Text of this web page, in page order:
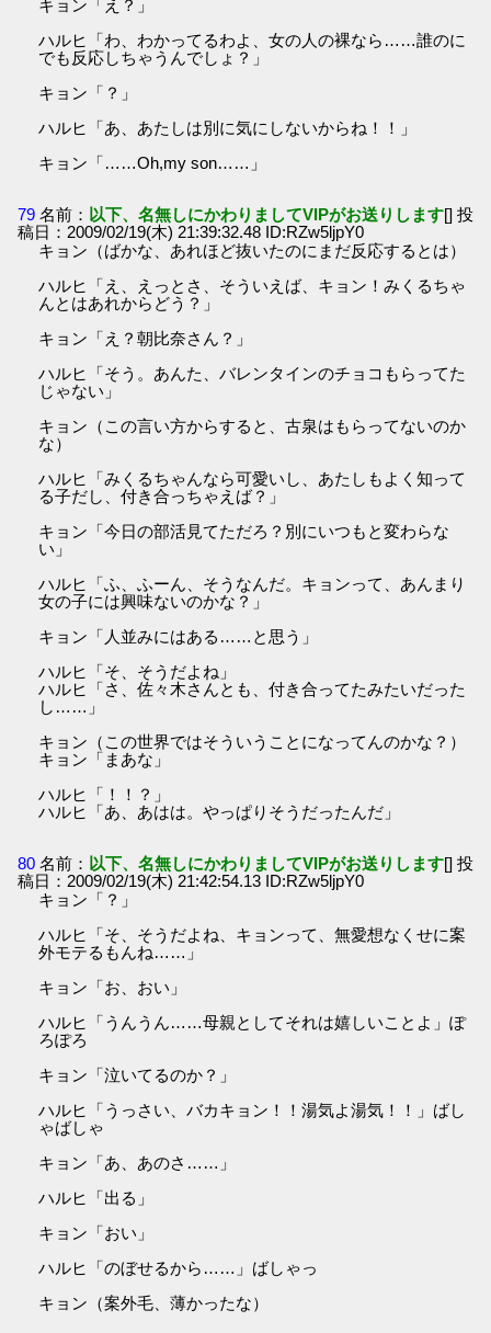
キョン「え？」
ハルヒ「わ、わかってるわよ、女の人の裸なら……誰のに
でも反応しちゃうんでしょ？」
キョン「？」
ハルヒ「あ、あたしは別に気にしないからね！！」
キョン「……Oh,my son……」
79 名前： 以下、名無しにかわりましてVIPがお送りします[] 投
稿日：2009/02/19(木) 21:39:32.48 ID:RZw5ljpY0
キョン（ばかな、あれほど抜いたのにまだ反応するとは）
ハルヒ「え、えっとさ、そういえば、キョン！みくるちゃ
んとはあれからどう？」
キョン「え？朝比奈さん？」
ハルヒ「そう。あんた、バレンタインのチョコもらってた
じゃない」
キョン（この言い方からすると、古泉はもらってないのか
な）
ハルヒ「みくるちゃんなら可愛いし、あたしもよく知って
る子だし、付き合っちゃえば？」
キョン「今日の部活見てただろ？別にいつもと変わらな
い」
ハルヒ「ふ、ふーん、そうなんだ。キョンって、あんまり
女の子には興味ないのかな？」
キョン「人並みにはある……と思う」
ハルヒ「そ、そうだよね」
ハルヒ「さ、佐々木さんとも、付き合ってたみたいだった
し……」
キョン（この世界ではそういうことになってんのかな？）
キョン「まあな」
ハルヒ「！！？」
ハルヒ「あ、あはは。やっぱりそうだったんだ」
80 名前： 以下、名無しにかわりましてVIPがお送りします[] 投
稿日：2009/02/19(木) 21:42:54.13 ID:RZw5ljpY0
キョン「？」
ハルヒ「そ、そうだよね、キョンって、無愛想なくせに案
外モテるもんね……」
キョン「お、おい」
ハルヒ「うんうん……母親としてそれは嬉しいことよ」ぽ
ろぽろ
キョン「泣いてるのか？」
ハルヒ「うっさい、バカキョン！！湯気よ湯気！！」ばし
ゃばしゃ
キョン「あ、あのさ……」
ハルヒ「出る」
キョン「おい」
ハルヒ「のぼせるから……」ばしゃっ
キョン（案外毛、薄かったな）